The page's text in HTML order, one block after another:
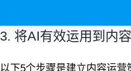
3. 将AI有效运用到内
以下5个步骤是建立内容运营